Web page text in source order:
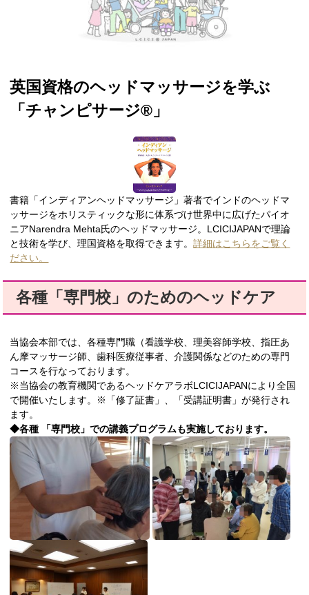
英国資格のヘッドマッサージを学ぶ
「チャンピサージ®︎ 」
書籍「インディアンヘッドマッサージ」著者でインドのヘッドマ
ッサージをホリスティックな形に体系づけ世界中に広げたパイオ
ニアNarendra Mehta氏のヘッドマッサージ。LCICIJAPANで理論
と技術を学び、理国資格を取得できます。詳細はこちらをご覧く
ださい。
各種「専門校」のためのヘッドケア
当協会本部では、各種専門職（看護学校、理美容師学校、指圧あ
ん摩マッサージ師、歯科医療従事者、介護関係などのための専門
コースを行なっております。
※当協会の教育機関であるヘッドケアラボLCICIJAPANにより全国
で開催いたします。※「修了証書」、「受講証明書」が発行され
ます。
◆各種 「専門校」での講義プログラムも実施しております。